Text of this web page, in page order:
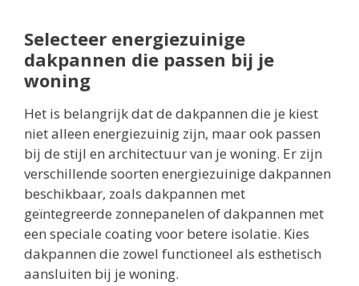
Selecteer energiezuinige
dakpannen die passen bij je
woning
Het is belangrijk dat de dakpannen die je kiest
niet alleen energiezuinig zijn, maar ook passen
bij de stijl en architectuur van je woning. Er zijn
verschillende soorten energiezuinige dakpannen
beschikbaar, zoals dakpannen met
geïntegreerde zonnepanelen of dakpannen met
een speciale coating voor betere isolatie. Kies
dakpannen die zowel functioneel als esthetisch
aansluiten bij je woning.